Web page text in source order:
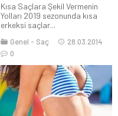
Kısa Saçlara Şekil Vermenin
Yolları 2019 sezonunda kısa
erkeksi saçlar...
Genel Saç
28.03.2014
0